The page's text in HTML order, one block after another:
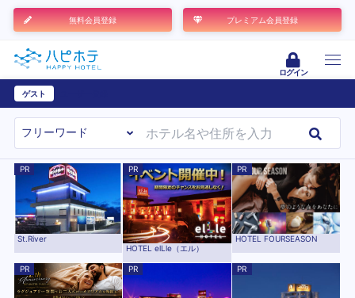
無料会員登録 プレミアム会員登録
ログイン
ゲスト
PR
St.River
PR
HOTEL elLle（エル）
PR
HOTEL FOURSEASON
PR PR PR